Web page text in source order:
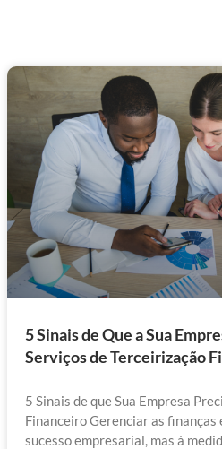
5 Sinais de Que a Sua
Serviços de Terceirização
5 Sinais de que Sua Empresa
Financeiro Gerenciar as finanças
sucesso empresarial, mas à